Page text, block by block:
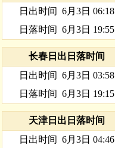
日出时间 6月3日 06:18
日落时间 6月3日 19:55
长春日出日落时间
日出时间 6月3日 03:58
日落时间 6月3日 19:15
天津日出日落时间
日出时间 6月3日 04:46